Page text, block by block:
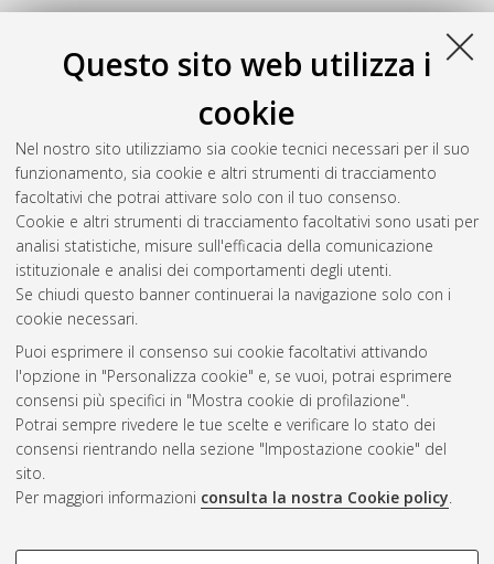
Questo sito web utilizza i
cookie
Nel nostro sito utilizziamo sia cookie tecnici necessari per il suo
funzionamento, sia cookie e altri strumenti di tracciamento
facoltativi che potrai attivare solo con il tuo consenso.
Cookie e altri strumenti di tracciamento facoltativi sono usati per
analisi statistiche, misure sull'efficacia della comunicazione
istituzionale e analisi dei comportamenti degli utenti.
Se chiudi questo banner continuerai la navigazione solo con i
cookie necessari.
Puoi esprimere il consenso sui cookie facoltativi attivando
l'opzione in "Personalizza cookie" e, se vuoi, potrai esprimere
consensi più specifici in "Mostra cookie di profilazione".
Potrai sempre rivedere le tue scelte e verificare lo stato dei
consensi rientrando nella sezione "Impostazione cookie" del
sito.
Per maggiori informazioni consulta la nostra Cookie policy.
COOKIE DI PROFILAZIONE -
34
Sanchez Resa, Daniel(2022)
Photophysical properties of
supramolecular arrays based on porphyrins
thesis], Alma Mater Studiorum Università di Bologna.
Dottorato di ricerca inChimica, 34 Ciclo. DOI
10.48676/unibo/amsdottorato/9988.
Questa lista e' stata generata ilSat Aug 8 20:46:47 2026
Atom
Rss 1.0
Rss 2.0
ISSN: 2038-7946
Impostazioni Cookie